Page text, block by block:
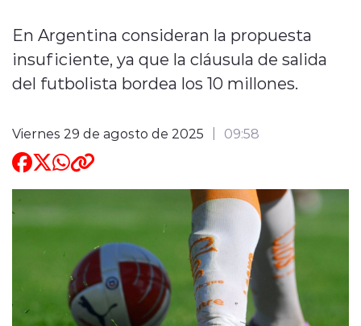
ENTREVISTAS
En Argentina consideran la propuesta
insuficiente, ya que la cláusula de salida
del futbolista bordea los 10 millones.
Viernes 29 de agosto de 2025 09:58